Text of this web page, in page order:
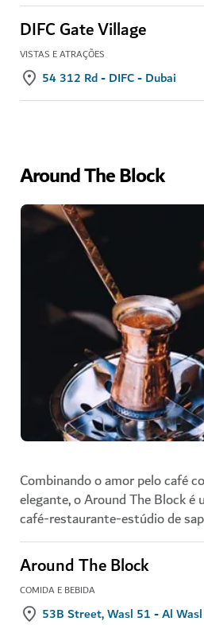
DIFC Gate Village
VISTAS E ATRAÇÕES
54 312 Rd - DIFC - Dubai
Around The Block
Combinando o amor pelo café
elegante, o Around The Block é
café-restaurante-estúdio de
Around The Block
COMIDA E BEBIDA
53B Street, Wasl 51 - Al